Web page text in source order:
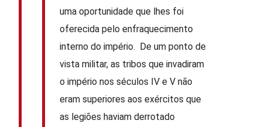
uma oportunidade que lhes foi
oferecida pelo enfraquecimento
interno do império. De um ponto de
vista militar, as tribos que invadiram
o império nos séculos IV e V não
eram superiores aos exércitos que
as legiões haviam derrotado